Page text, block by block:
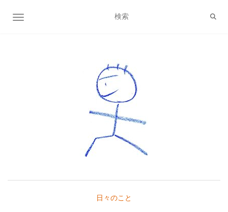
ナビゲーション切り替え
日々のこと